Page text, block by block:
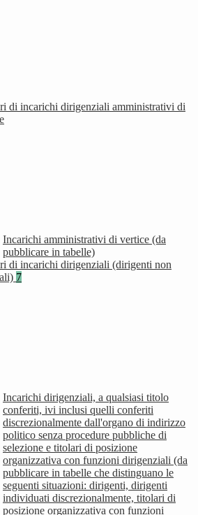
di incarichi dirigenziali amministrativi di
Incarichi amministrativi di vertice (da
pubblicare in tabelle)
di incarichi dirigenziali (dirigenti non
7
Incarichi dirigenziali, a qualsiasi titolo
conferiti, ivi inclusi quelli conferiti
discrezionalmente dall'organo di indirizzo
politico senza procedure pubbliche di
selezione e titolari di posizione
organizzativa con funzioni dirigenziali (da
pubblicare in tabelle che distinguano le
seguenti situazioni: dirigenti, dirigenti
individuati discrezionalmente, titolari di
posizione organizzativa con funzioni